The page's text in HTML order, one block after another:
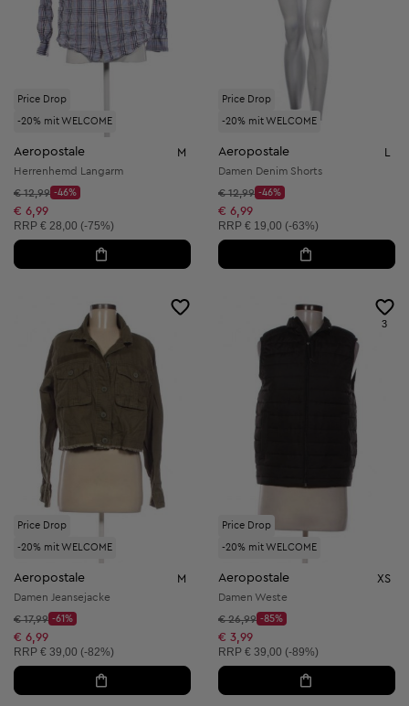
Price Drop
-20% mit WELCOME
Aeropostale M
Herrenhemd Langarm
Startpreis:
€ 12,99
Discount Price:
-46%
Reduzierter Preis:
€ 6,99
Unverbindliche Preisempfehlung:
RRP € 28,00 (-75%)
Price Drop
-20% mit WELCOME
Aeropostale L
Damen Denim Shorts
Startpreis:
€ 12,99
Discount Price:
-46%
Reduzierter Preis:
€ 6,99
Unverbindliche Preisempfehlung:
RRP € 19,00 (-63%)
Price Drop
-20% mit WELCOME
Aeropostale M
Damen Jeansejacke
Startpreis:
€ 17,99
Discount Price:
-61%
Reduzierter Preis:
€ 6,99
Unverbindliche Preisempfehlung:
RRP € 39,00 (-82%)
Price Drop
-20% mit WELCOME
3
Aeropostale XS
Damen Weste
Startpreis:
€ 26,99
Discount Price:
-85%
Reduzierter Preis:
€ 3,99
Unverbindliche Preisempfehlung:
RRP € 39,00 (-89%)